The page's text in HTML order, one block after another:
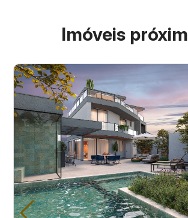
Imóveis